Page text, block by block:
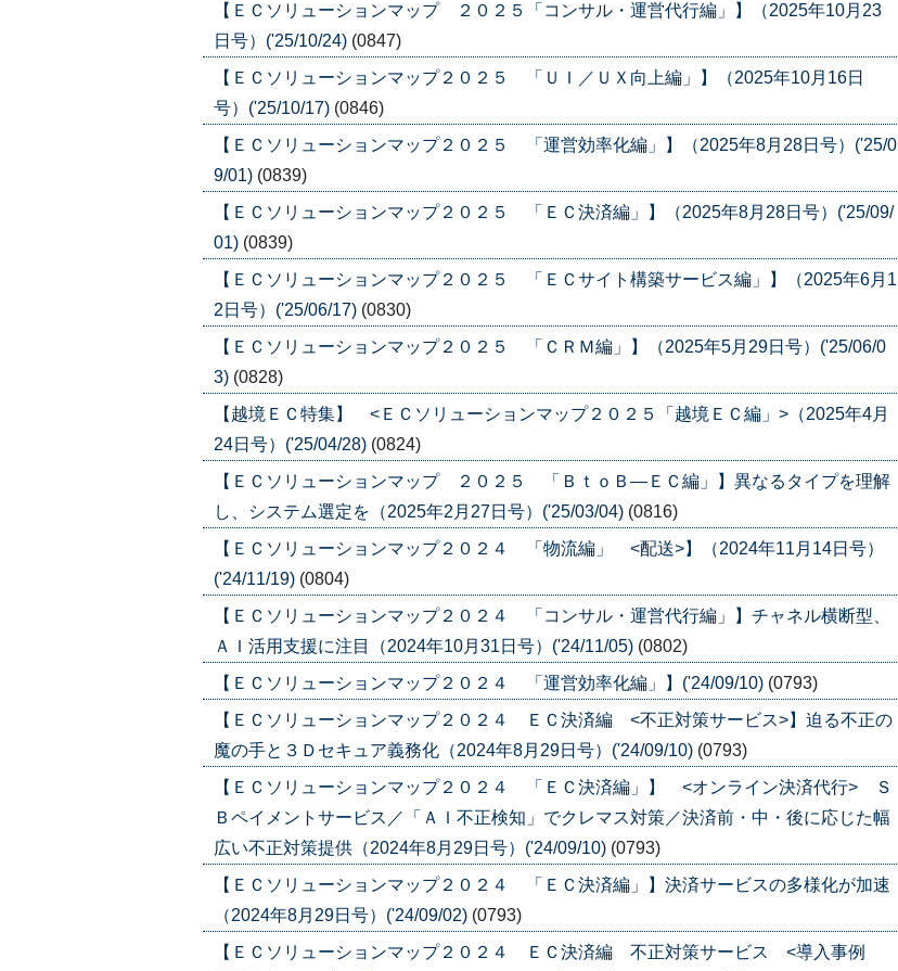
【ＥＣソリューションマップ ２０２５「コンサル・運営代行編」】（2025年10月23
日号）('25/10/24) (0847)
【ＥＣソリューションマップ２０２５ 「ＵＩ／ＵＸ向上編」】（2025年10月16日
号）('25/10/17) (0846)
【ＥＣソリューションマップ２０２５ 「運営効率化編」】（2025年8月28日号）('25/0
9/01) (0839)
【ＥＣソリューションマップ２０２５ 「ＥＣ決済編」】（2025年8月28日号）('25/09/
01) (0839)
【ＥＣソリューションマップ２０２５ 「ＥＣサイト構築サービス編」】（2025年6月1
2日号）('25/06/17) (0830)
【ＥＣソリューションマップ２０２５ 「ＣＲＭ編」】（2025年5月29日号）('25/06/0
3) (0828)
【越境ＥＣ特集】 <ＥＣソリューションマップ２０２５「越境ＥＣ編」>（2025年4月
24日号）('25/04/28) (0824)
【ＥＣソリューションマップ ２０２５ 「ＢｔｏＢ―ＥＣ編」】異なるタイプを理解
し、システム選定を（2025年2月27日号）('25/03/04) (0816)
【ＥＣソリューションマップ２０２４ 「物流編」 <配送>】（2024年11月14日号）
('24/11/19) (0804)
【ＥＣソリューションマップ２０２４ 「コンサル・運営代行編」】チャネル横断型、
ＡＩ活用支援に注目（2024年10月31日号）('24/11/05) (0802)
【ＥＣソリューションマップ２０２４ 「運営効率化編」】('24/09/10) (0793)
【ＥＣソリューションマップ２０２４ ＥＣ決済編 <不正対策サービス>】迫る不正の
魔の手と３Ｄセキュア義務化（2024年8月29日号）('24/09/10) (0793)
【ＥＣソリューションマップ２０２４ 「ＥＣ決済編」】 <オンライン決済代行> Ｓ
Ｂペイメントサービス／「ＡＩ不正検知」でクレマス対策／決済前・中・後に応じた幅
広い不正対策提供（2024年8月29日号）('24/09/10) (0793)
【ＥＣソリューションマップ２０２４ 「ＥＣ決済編」】決済サービスの多様化が加速
（2024年8月29日号）('24/09/02) (0793)
【ＥＣソリューションマップ２０２４ ＥＣ決済編 不正対策サービス <導入事例